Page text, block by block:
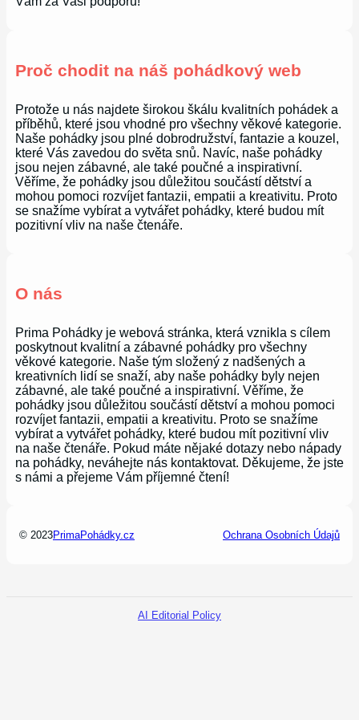
Proč chodit na náš pohádkový web
Protože u nás najdete širokou škálu kvalitních pohádek a
příběhů, které jsou vhodné pro všechny věkové kategorie.
Naše pohádky jsou plné dobrodružství, fantazie a kouzel,
které Vás zavedou do světa snů. Navíc, naše pohádky
jsou nejen zábavné, ale také poučné a inspirativní.
Věříme, že pohádky jsou důležitou součástí dětství a
mohou pomoci rozvíjet fantazii, empatii a kreativitu. Proto
se snažíme vybírat a vytvářet pohádky, které budou mít
pozitivní vliv na naše čtenáře.
O nás
Prima Pohádky je webová stránka, která vznikla s cílem
poskytnout kvalitní a zábavné pohádky pro všechny
věkové kategorie. Naše tým složený z nadšených a
kreativních lidí se snaží, aby naše pohádky byly nejen
zábavné, ale také poučné a inspirativní. Věříme, že
pohádky jsou důležitou součástí dětství a mohou pomoci
rozvíjet fantazii, empatii a kreativitu. Proto se snažíme
vybírat a vytvářet pohádky, které budou mít pozitivní vliv
na naše čtenáře. Pokud máte nějaké dotazy nebo nápady
na pohádky, neváhejte nás kontaktovat. Děkujeme, že jste
s námi a přejeme Vám příjemné čtení!
© 2023PrimaPohádky.cz Ochrana Osobních Údajů
AI Editorial Policy